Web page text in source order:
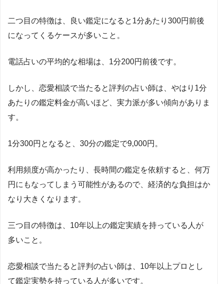
二つ目の特徴は、良い鑑定になると 1分あたり 300円前後
になってくるケースが多いこと。
電話占いの平均的な相場は、 1分200円前後です。
しかし、恋愛相談で当たると評判の占い師は、やはり 1分
あたりの鑑定料金が高いほど、実力派が多い傾向がありま
す。
1分300円となると、 30分の鑑定で9,000円。
利用頻度が高かったり、長時間の鑑定を依頼すると、何万
円にもなってしまう可能性があるので、経済的な負担はか
なり大きくなります。
三つ目の特徴は、 10年以上の鑑定実績を持っている人が
多いこと。
恋愛相談で当たると評判の占い師は、 10年以上プロとし
て鑑定実勢を持っている人が多いです。